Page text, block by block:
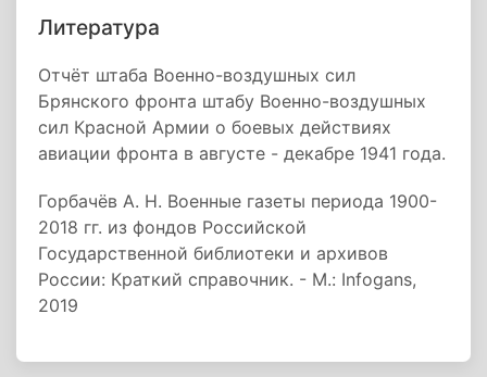
Литература
Отчёт штаба Военно-воздушных сил
Брянского фронта штабу Военно-воздушных
сил Красной Армии о боевых действиях
авиации фронта в августе - декабре 1941 года.
Горбачёв А. Н. Военные газеты периода 1900-
2018 гг. из фондов Российской
Государственной библиотеки и архивов
России: Краткий справочник. - М.: Infogans,
2019